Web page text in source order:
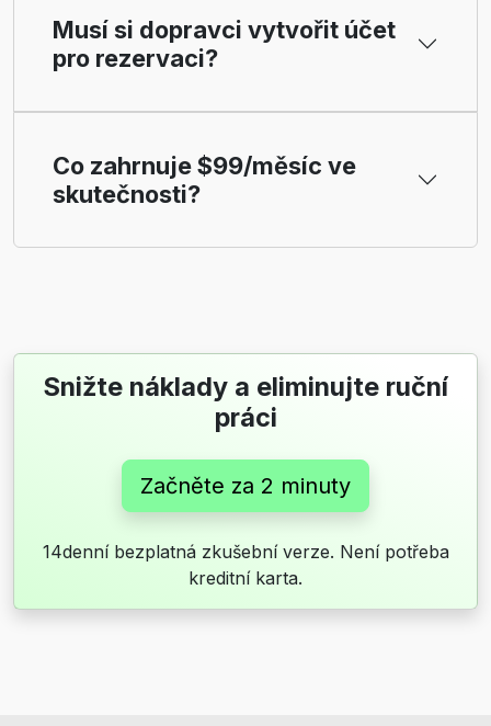
Musí si dopravci vytvořit účet
pro rezervaci?
Co zahrnuje $99/měsíc ve
skutečnosti?
Snižte náklady a eliminujte ruční
práci
Začněte za 2 minuty
14denní bezplatná zkušební verze. Není potřeba
kreditní karta.